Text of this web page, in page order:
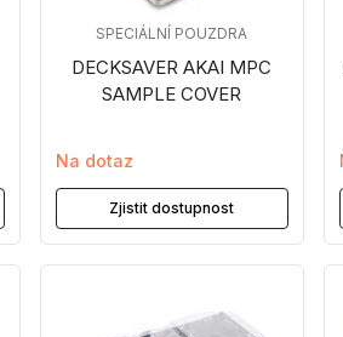
DECKSAVER AKAI MPC
SAMPLE COVER
SPECIÁLNÍ POUZDRA
Na dotaz
Zjistit dostupnost